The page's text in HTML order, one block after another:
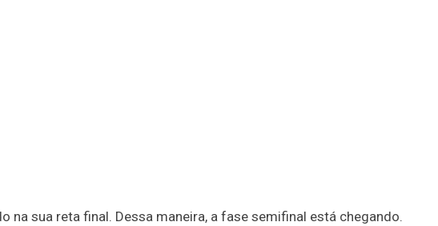
na sua reta final. Dessa maneira, a fase semifinal está chegando.